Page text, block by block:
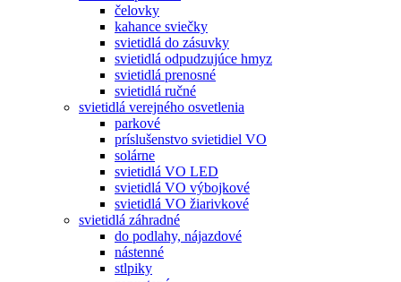
čelovky
kahance sviečky
svietidlá do zásuvky
svietidlá odpudzujúce hmyz
svietidlá prenosné
svietidlá ručné
svietidlá verejného osvetlenia
parkové
príslušenstvo svietidiel VO
solárne
svietidlá VO LED
svietidlá VO výbojkové
svietidlá VO žiarivkové
svietidlá záhradné
do podlahy, nájazdové
nástenné
stlpiky